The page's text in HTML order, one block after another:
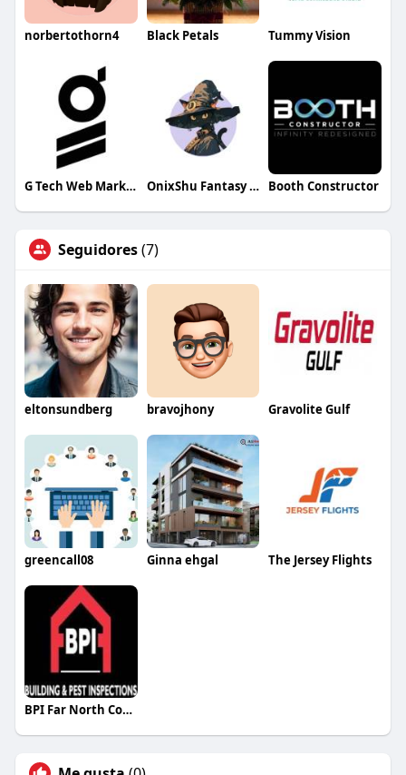
norbertothorn4 Black Petals Tummy Vision
G Tech Web Marketing OnixShu Fantasy Workshop Booth Constructor
Seguidores(7)
eltonsundberg bravojhony Gravolite Gulf
greencall08 Ginna ehgal The Jersey Flights
BPI Far North Coast